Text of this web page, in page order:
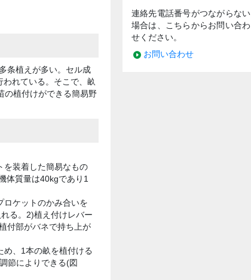
条植えが多い。セル成
れている。そこで、畝
の植付けができる簡易野
を装着した簡易なもの
体質量は40kgであり1
ロケットのかみ合いを
る。2)植え付けレバー
付部がバネで持ち上が
、1本の畝を植付ける
節によりできる(図
連絡先電話番号がつながらない
場合は、こちらからお問い合わ
せください。
お問い合わせ